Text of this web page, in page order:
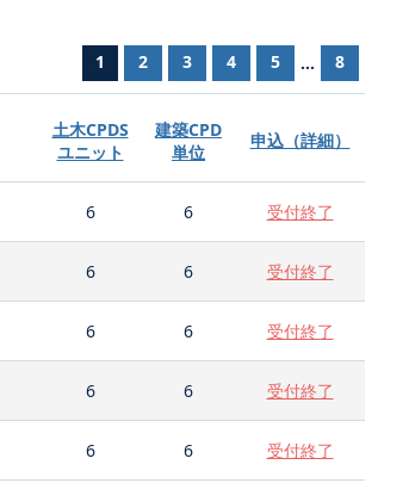
1 2 3 4 5 ... 8
土木CPDS
ユニット
建築CPD
単位
申込（詳細）
6 6 受付終了
6 6 受付終了
6 6 受付終了
6 6 受付終了
6 6 受付終了